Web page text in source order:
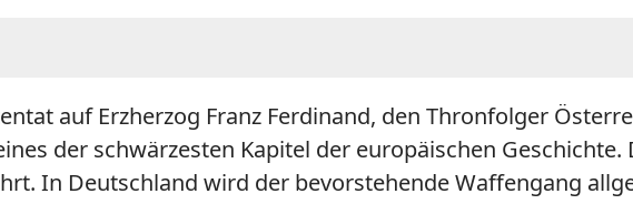
auf Erzherzog Franz Ferdinand, den Thronfolger
der schwärzesten Kapitel der europäischen
In Deutschland wird der bevorstehende Waffengang